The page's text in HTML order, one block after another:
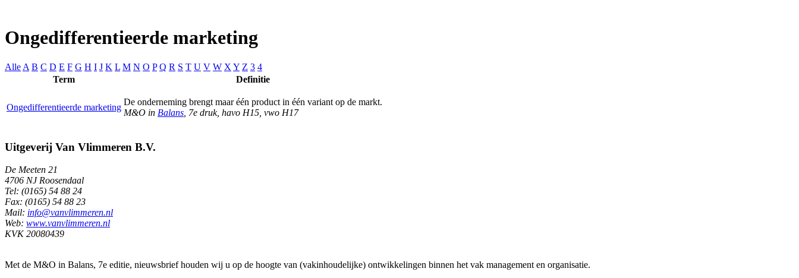
Ongedifferentieerde marketing
Alle A B C D E F G H I J K L M N O P Q R S T U V W X Y Z 3 4
Term
Definitie
Ongedifferentieerde marketing
De onderneming brengt maar één product in één variant op de markt.
M&O in Balans , 7e druk, havo H15, vwo H17
Uitgeverij Van Vlimmeren B.V.
De Meeten 21
4706 NJ Roosendaal
Tel: (0165) 54 88 24
Fax: (0165) 54 88 23
Mail: info@vanvlimmeren.nl
Web: www.vanvlimmeren.nl
KVK 20080439
Met de M&O in Balans, 7e editie, nieuwsbrief houden wij u op de hoogte van (vakinhoudelijke) ontwikkelingen binnen het vak management en organisatie.